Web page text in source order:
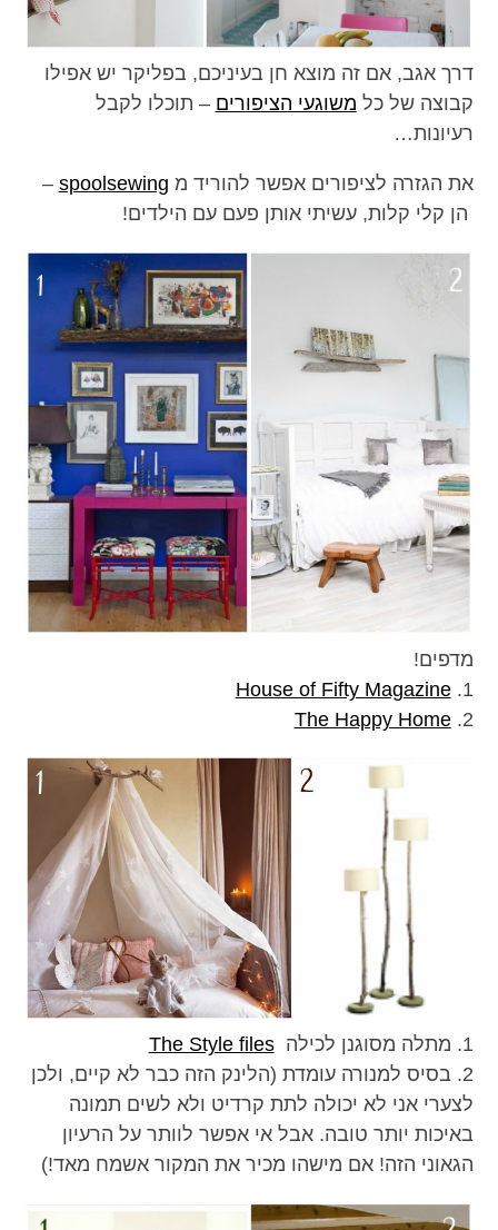
דרך אגב, אם זה מוצא חן בעיניכם, בפליקר יש אפילו
קבוצה של כל משוגעי הציפורים – תוכלו לקבל
רעיונות…
את הגזרה לציפורים אפשר להוריד מ spoolsewing
–
הן קלי קלות, עשיתי אותן פעם עם הילדים!
מדפים!
1.
House of Fifty Magazine
2.
The Happy Home
1. מתלה מסוגנן לכילה
The Style files
2. בסיס למנורה עומדת (הלינק הזה כבר לא קיים, ולכן
לצערי אני לא יכולה לתת קרדיט ולא לשים תמונה
באיכות יותר טובה. אבל אי אפשר לוותר על הרעיון
הגאוני הזה! אם מישהו מכיר את המקור אשמח מאד!)